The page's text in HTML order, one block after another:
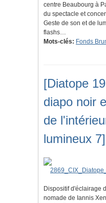
centre Beaubourg à
du spectacle et
Geste de son et de
flashs…
Mots-clés: Fonds
[Diatope
diapo noir
de
lumineux 7]
Dispositif d'éclairage
nomade de Iannis